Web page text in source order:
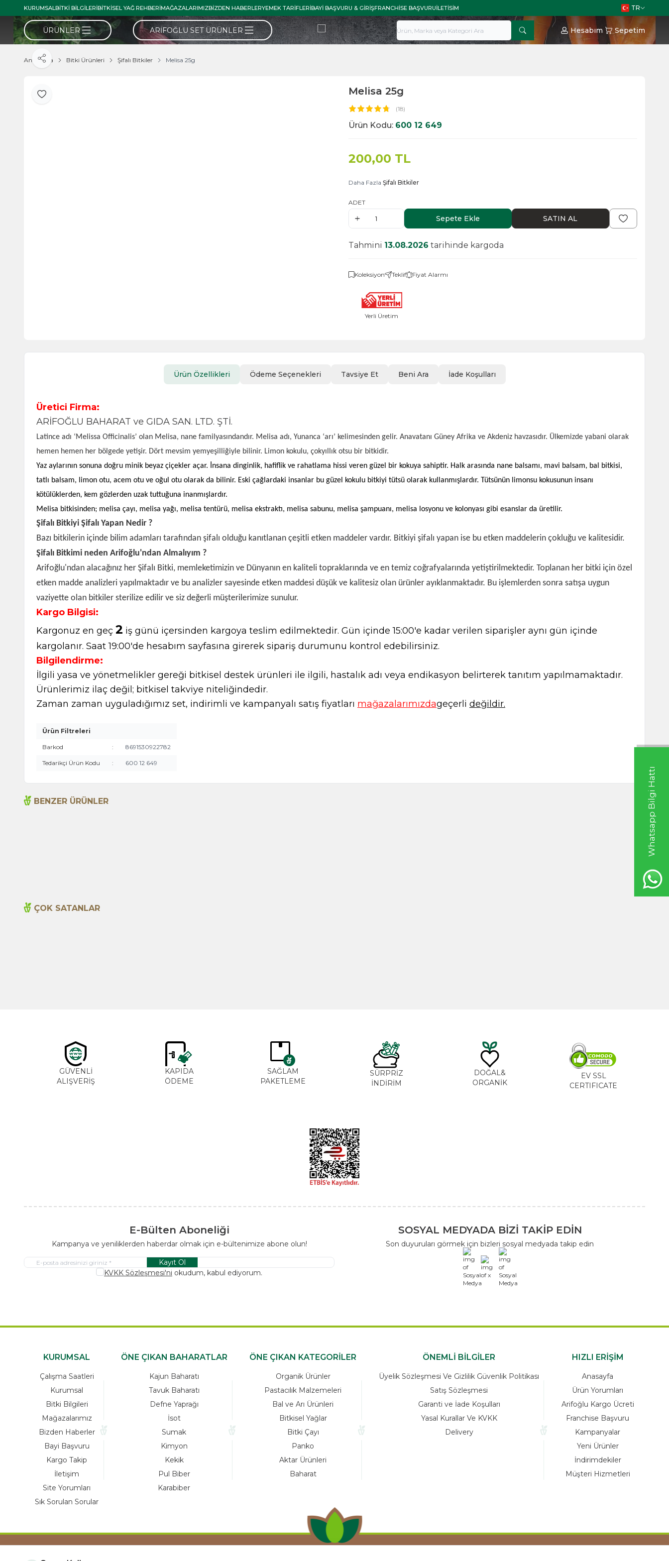
Whatsapp Bilgi Hattı
KURUMSALBITKI BILGILERIBITKISEL YAĞ REHBERIMAĞAZALARIMIZBIZDEN HABERLERYEMEK TARIFLERIBAYI BAŞVURU & GIRIŞFRANCHISE BAŞVURUİLETISIM TR
ÜRÜNLER ARIFOĞLU SET ÜRÜNLER Hesabım Sepetim
Ana Sayfa Bitki Ürünleri Şifalı Bitkiler Melisa 25g
Favoriye Ekle
Paylaş
Melisa 25g
(18)
Ürün Kodu: 600 12 649
200,00 TL
Daha Fazla Şifalı Bitkiler
ADET
Sepete Ekle SATIN AL
Tahmini 13.08.2026 tarihinde kargoda
Koleksiyon Teklif Fiyat Alarmı
Yerli Üretim
Ürün Özellikleri Ödeme Seçenekleri Tavsiye Et Beni Ara İade Koşulları
Üretici Firma:
ARİFOĞLU BAHARAT ve GIDA SAN. LTD. ŞTİ.
Latince adı ‘Melissa Officinalis’ olan Melisa, nane familyasındandır. Melisa adı, Yunanca ‘arı’ kelimesinden gelir. Anavatanı Güney Afrika ve Akdeniz havzasıdır. Ülkemizde yabani olarak
hemen hemen her bölgede yetişir. Dört mevsim yemyeşilliğiyle bilinir. Limon kokulu, çokyıllık otsu bir bitkidir.
Yaz aylarının sonuna doğru minik beyaz çiçekler açar. İnsana dinginlik, hafiflik ve rahatlama hissi veren güzel bir kokuya sahiptir. Halk arasında nane balsamı, mavi balsam, bal bitkisi,
tatlı balsam, limon otu, acem otu ve oğul otu olarak da bilinir. Eski çağlardaki insanlar bu güzel kokulu bitkiyi tütsü olarak kullanmışlardır. Tütsünün limonsu kokusunun insanı
kötülüklerden, kem gözlerden uzak tuttuğuna inanmışlardır.
Melisa bitkisinden; melisa çayı, melisa yağı, melisa tentürü, melisa ekstraktı, melisa sabunu, melisa şampuanı, melisa losyonu ve kolonyası gibi esanslar da üretilir.
Şifalı Bitkiyi Şifalı Yapan Nedir ?
Bazı bitkilerin içinde bilim adamları tarafından şifalı olduğu kanıtlanan çeşitli etken maddeler vardır. Bitkiyi şifalı yapan ise bu etken maddelerin çokluğu ve kalitesidir.
Şifalı Bitkimi neden Arifoğlu'ndan Almalıyım ?
Arifoğlu'ndan alacağınız her Şifalı Bitki, memleketimizin ve Dünyanın en kaliteli topraklarında ve en temiz coğrafyalarında yetiştirilmektedir. Toplanan her bitki için özel
etken madde analizleri yapılmaktadır ve bu analizler sayesinde etken maddesi düşük ve kalitesiz olan ürünler ayıklanmaktadır. Bu işlemlerden sonra satışa uygun
vaziyette olan bitkiler sterilize edilir ve siz değerli müşterilerimize sunulur.
Kargo Bilgisi:
Kargonuz en geç 2 iş günü içersinden kargoya teslim edilmektedir. Gün içinde 15:00'e kadar verilen siparişler aynı gün içinde
kargolanır. Saat 19:00'de hesabım sayfasına girerek sipariş durumunu kontrol edebilirsiniz.
Bilgilendirme:
İlgili yasa ve yönetmelikler gereği bitkisel destek ürünleri ile ilgili, hastalık adı veya endikasyon belirterek tanıtım yapılmamaktadır.
Ürünlerimiz ilaç değil; bitkisel takviye niteliğindedir.
Zaman zaman uyguladığımız set, indirimli ve kampanyalı satış fiyatları mağazalarımızdageçerli değildir.
Ürün Filtreleri
Barkod : 8691530922782
Tedarikçi Ürün Kodu : 600 12 649
BENZER ÜRÜNLER
ÇOK SATANLAR
GÜVENLİ
ALIŞVERİŞ
KAPIDA
ÖDEME
SAĞLAM
PAKETLEME
SÜRPRİZ
İNDİRİM
DOĞAL&
ORGANİK
EV SSL
CERTIFICATE
E-Bülten Aboneliği
Kampanya ve yeniliklerden haberdar olmak için e-bültenimize abone olun!
Kayıt Ol
KVKK Sözleşmesi'ni okudum, kabul ediyorum.
SOSYAL MEDYADA BİZİ TAKİP EDİN
Son duyuruları görmek için bizleri sosyal medyada takip edin
x
KURUMSAL
Çalışma Saatleri
Kurumsal
Bitki Bilgileri
Mağazalarımız
Bizden Haberler
Bayi Başvuru
Kargo Takip
İletişim
Site Yorumları
Sık Sorulan Sorular
ÖNE ÇIKAN BAHARATLAR
Kajun Baharatı
Tavuk Baharatı
Defne Yaprağı
İsot
Sumak
Kimyon
Kekik
Pul Biber
Karabiber
ÖNE ÇIKAN KATEGORİLER
Organik Ürünler
Pastacılık Malzemeleri
Bal ve Arı Ürünleri
Bitkisel Yağlar
Bitki Çayı
Panko
Aktar Ürünleri
Baharat
ÖNEMLİ BİLGİLER
Üyelik Sözleşmesi Ve Gizlilik Güvenlik Politikası
Satış Sözleşmesi
Garanti ve İade Koşulları
Yasal Kurallar Ve KVKK
Delivery
HIZLI ERİŞİM
Anasayfa
Ürün Yorumları
Arifoğlu Kargo Ücreti
Franchise Başvuru
Kampanyalar
Yeni Ürünler
İndirimdekiler
Müşteri Hizmetleri